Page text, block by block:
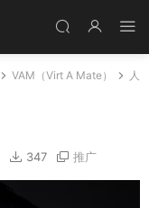
VAM（Virt A Mate）
人
347 推广